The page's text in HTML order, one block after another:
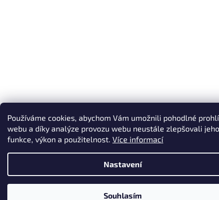
Používáme cookies, abychom Vám umožnili pohodlné
webu a díky analýze provozu webu neustále zlepšovali jeho
funkce, výkon a použitelnost. Více informací
Nastavení
Souhlasím